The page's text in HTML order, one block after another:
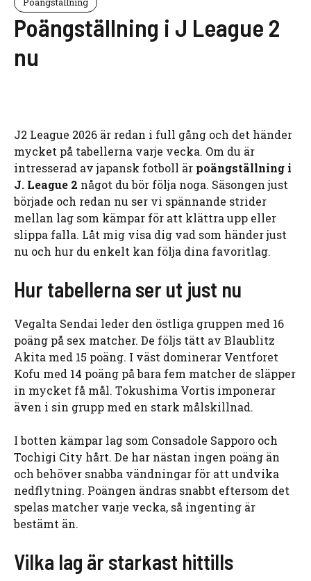
Poängställning i J League 2
nu
J2 League 2026 är redan i full gång och det händer
mycket på tabellerna varje vecka. Om du är
intresserad av japansk fotboll är poängställning i
J. League 2 något du bör följa noga. Säsongen just
började och redan nu ser vi spännande strider
mellan lag som kämpar för att klättra upp eller
slippa falla. Låt mig visa dig vad som händer just
nu och hur du enkelt kan följa dina favoritlag.
Hur tabellerna ser ut just nu
Vegalta Sendai leder den östliga gruppen med 16
poäng på sex matcher. De följs tätt av Blaublitz
Akita med 15 poäng. I väst dominerar Ventforet
Kofu med 14 poäng på bara fem matcher de släpper
in mycket få mål. Tokushima Vortis imponerar
även i sin grupp med en stark målskillnad.
I botten kämpar lag som Consadole Sapporo och
Tochigi City hårt. De har nästan ingen poäng än
och behöver snabba vändningar för att undvika
nedflytning. Poängen ändras snabbt eftersom det
spelas matcher varje vecka, så ingenting är
bestämt än.
Vilka lag är starkast hittills